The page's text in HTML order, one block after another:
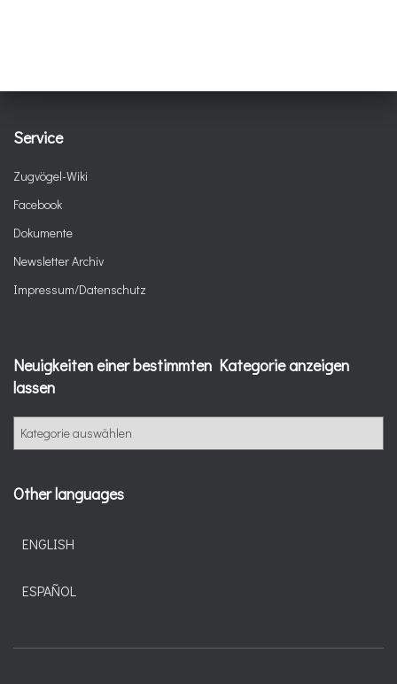
Service
Zugvögel-Wiki
Facebook
Dokumente
Newsletter Archiv
Impressum/Datenschutz
Neuigkeiten einer bestimmten Kategorie anzeigen
lassen
g
Other languages
ENGLISH
ESPAÑOL